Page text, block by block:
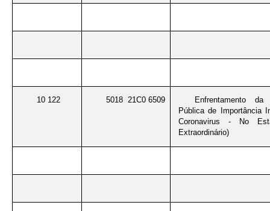
10 122 5018 21C0 6509
Enfrentamento
Pública de Importância
Coronavirus - No
Extraordinário)